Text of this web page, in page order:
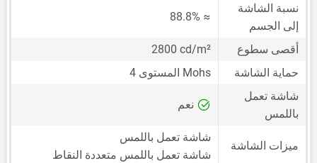
نسبة الشاشة
إلى الجسم
≈ 88.8%
أقصى سطوع
2800 cd/m²
حماية الشاشة
Mohs المستوى 4
شاشة تعمل
باللمس
نعم
ميزات الشاشة
شاشة تعمل باللمس
شاشة تعمل باللمس متعددة النقاط